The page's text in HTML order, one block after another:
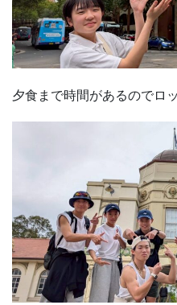
夕食まで時間があるのでロ